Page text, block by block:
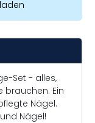
Set - alles,
brauchen. Ein
Nägel.
Nägel!